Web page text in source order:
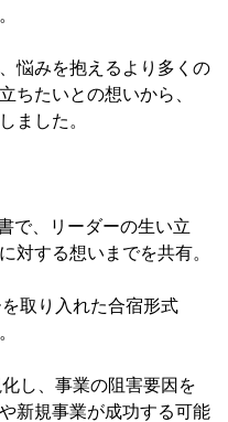
悩みを抱えるより多くの
ちたいとの想いから、
ました。
で、リーダーの生い立
対する想いまでを共有。
取り入れた合宿形式
し、事業の阻害要因を
新規事業が成功する可能